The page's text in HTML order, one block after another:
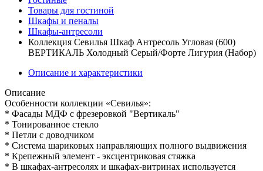
Товары для гостиной
Шкафы и пеналы
Шкафы-антресоли
Коллекция Севилья Шкаф Антресоль Угловая (600)
ВЕРТИКАЛЬ Холодный Серый/Форте Лигурия (Набор)
Описание и характеристики
Описание
Особенности коллекции «Севилья»:
* Фасады МДФ с фрезеровкой "Вертикаль"
* Тонированное стекло
* Петли с доводчиком
* Система шариковых направляющих полного выдвижения
* Крепежный элемент - эксцентриковая стяжка
* В шкафах-антресолях и шкафах-витринах используется